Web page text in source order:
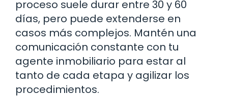
proceso suele durar entre 30 y 60
días, pero puede extenderse en
casos más complejos. Mantén una
comunicación constante con tu
agente inmobiliario para estar al
tanto de cada etapa y agilizar los
procedimientos.